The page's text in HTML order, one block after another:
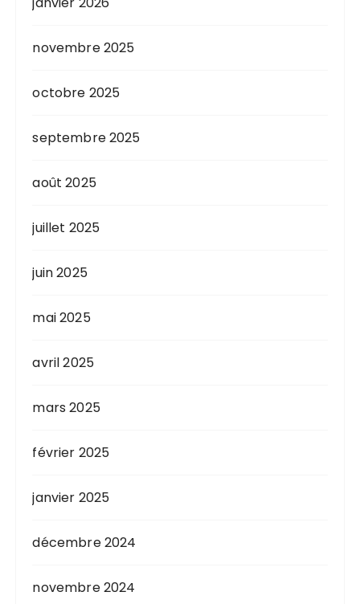
novembre 2025
octobre 2025
septembre 2025
août 2025
juillet 2025
juin 2025
mai 2025
avril 2025
mars 2025
février 2025
janvier 2025
décembre 2024
novembre 2024